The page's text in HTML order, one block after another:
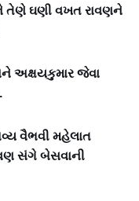
તેણે ઘણી વખત રાવણને
અક્ષયકુમાર જેવા
વૈભવી મહેલાત
સંગે બેસવાની